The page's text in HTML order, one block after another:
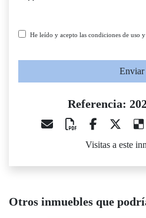
He leído y acepto las condiciones de uso y
Enviar
Referencia:
Visitas a este
Otros inmuebles que